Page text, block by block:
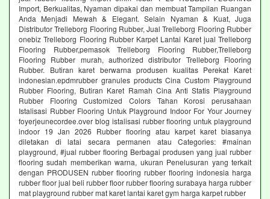
Import, Berkualitas, Nyaman dipakai dan membuat Tampilan Ruangan
Anda Menjadi Mewah & Elegant. Selain Nyaman & Kuat, Juga
Distributor Trelleborg Flooring Rubber, Jual Trelleborg Flooring Rubber
onebiz Trelleborg Flooring Rubber Karpet Lantai Karet jual Trelleborg
Flooring Rubber,pemasok Trelleborg Flooring Rubber,Trelleborg
Flooring Rubber murah, authorized distributor Trelleborg Flooring
Rubber. Butiran karet berwarna produsen kualitas Perekat Karet
indonesian.epdmrubber granules products Cina Custom Playground
Rubber Flooring, Butiran Karet Ramah Cina Anti Statis Playground
Rubber Flooring Customized Colors Tahan Korosi perusahaan
Istalisasi Rubber Flooring Untuk Playground Indoor For Your Journey
foyerjeunecordee.over blog istalisasi rubber flooring untuk playground
indoor 19 Jan 2026 Rubber flooring atau karpet karet biasanya
diletakan di latai secara permanen atau Categories: #mainan
playground, #jual rubber flooring Berbagai produsen yang jual rubber
flooring sudah memberikan warna, ukuran Penelusuran yang terkait
dengan PRODUSEN rubber flooring rubber flooring indonesia harga
rubber floor jual beli rubber floor rubber flooring surabaya harga rubber
mat playground rubber mat karet lantai karet gym harga karpet rubber